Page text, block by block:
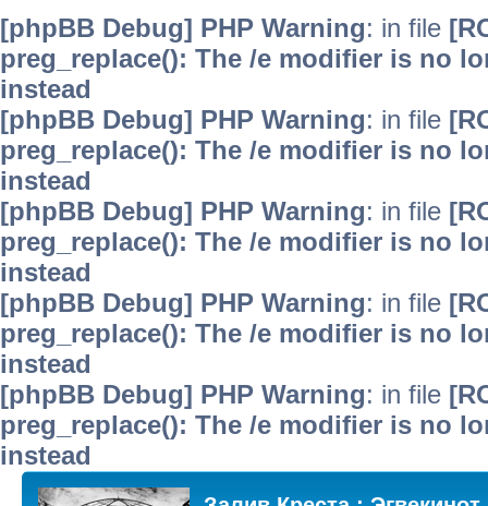
[phpBB Debug] PHP Warning: in file
preg_replace(): The /e modifier is no
instead
[phpBB Debug] PHP Warning: in file
preg_replace(): The /e modifier is no
instead
[phpBB Debug] PHP Warning: in file
preg_replace(): The /e modifier is no
instead
[phpBB Debug] PHP Warning: in file
preg_replace(): The /e modifier is no
instead
[phpBB Debug] PHP Warning: in file
preg_replace(): The /e modifier is no
instead